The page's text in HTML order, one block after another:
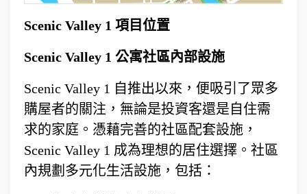
Scenic Valley 1 項目位置
Scenic Valley 1 公寓社區內部設施
Scenic Valley 1 自推出以來，便吸引了眾多
購屋者的關注，無論是投資客還是自住需
求的家庭。憑藉完善的社區配套設施，
Scenic Valley 1 成為理想的居住選擇。社區
內規劃多元化生活設施，包括：